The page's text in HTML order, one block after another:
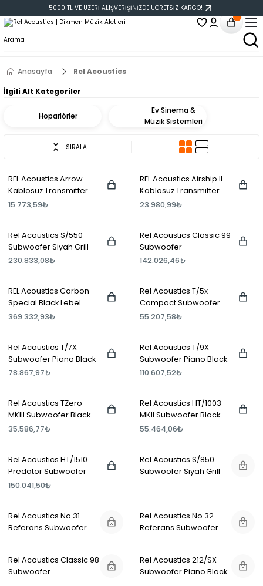
5000 TL VE ÜZERİ ALIŞVERİŞİNİZDE ÜCRETSİZ KARGO!
Anasayfa Rel Acoustics
İlgili Alt Kategoriler
Hoparlörler
Ev Sinema &
Müzik Sistemleri
SIRALA
REL Acoustics Arrow
Kablosuz Transmitter
15.773,59₺
REL Acoustics Airship II
Kablosuz Transmitter
23.980,99₺
Rel Acoustics S/550
Subwoofer Siyah Grill
230.833,08₺
Rel Acoustics Classic 99
Subwoofer
142.026,46₺
REL Acoustics Carbon
Special Black Lebel
Subwoofer Premium
369.332,93₺
Rel Acoustics T/5x
Compact Subwoofer
Piano Black
55.207,58₺
Rel Acoustics T/7X
Subwoofer Piano Black
78.867,97₺
Rel Acoustics T/9X
Subwoofer Piano Black
110.607,52₺
Rel Acoustics TZero
MKIII Subwoofer Black
35.586,77₺
Rel Acoustics HT/1003
MKII Subwoofer Black
55.464,06₺
Rel Acoustics HT/1510
Predator Subwoofer
Black
150.041,50₺
Rel Acoustics S/850
Subwoofer Siyah Grill
Rel Acoustics No.31
Referans Subwoofer
Rel Acoustics No.32
Referans Subwoofer
Rel Acoustics Classic 98
Subwoofer
Rel Acoustics 212/SX
Subwoofer Piano Black